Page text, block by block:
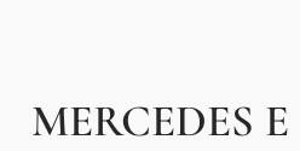
MERCEDES